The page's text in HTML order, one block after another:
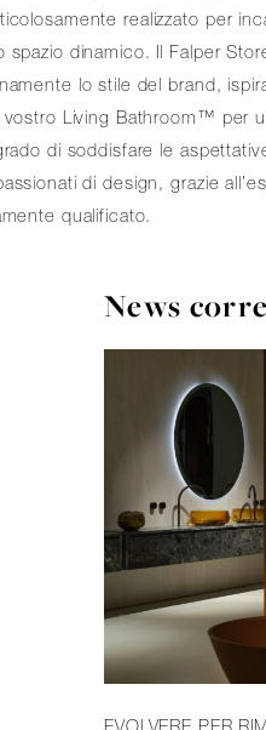
realizzato per
spazio dinamico. Il Falper
lo stile del brand,
vostro Living Bathroom™ per
di soddisfare le
di design, grazie
qualificato.
News